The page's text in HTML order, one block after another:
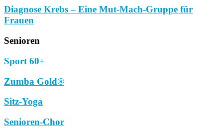
Diagnose Krebs – Eine Mut-Mach-Gruppe für
Frauen
Senioren
Sport 60+
Zumba Gold®
Sitz-Yoga
Senioren-Chor